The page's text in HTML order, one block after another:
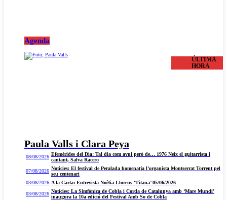
Agenda
Paula Valls i Clara Peya
ÚLTIMA
HORA
08/08/2026 Efemèrides del Dia: Tal dia com avui però de… 1976 Neix el guitarrista i
cantant, Salva Racero
07/08/2026 Notícies: El festival de Peralada homenatja l’organista Montserrat Torrent pel
seu centenari
03/08/2026 A la Carta: Entrevista Noèlia Llorens ‘Titana’ 05/06/2026
03/08/2026 Notícies: La Simfònica de Cobla i Corda de Catalunya amb ‘Mare Mundi’
inaugura la 10a edició del Festival Amb So de Cobla